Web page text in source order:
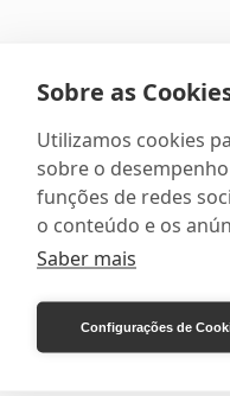
Sobre as
Utilizamos cookies
sobre o
funções de redes
o conteúdo e os
Saber mais
Configurações de